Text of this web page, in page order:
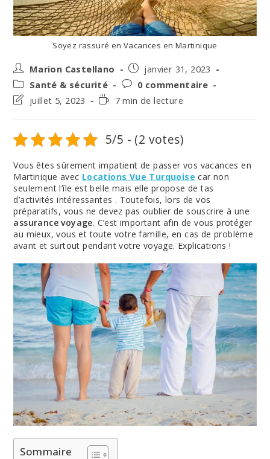
Soyez rassuré en Vacances en Martinique
Auteur/autrice
de
la
publication :
Marion Castellano
Post
published:
janvier 31, 2023
Post
category:
Santé & sécurité
Post
comments:
0 commentaire
Postjuillet 5, 2023
Temps7 min de lecture
5/5 - (2 votes)
Vous êtes sûrement impatient de passer vos vacances en
Martinique avec Locations Vue Turquoise car non
seulement l’île est belle mais elle propose de tas
d’activités intéressantes . Toutefois, lors de vos
préparatifs, vous ne devez pas oublier de souscrire à une
assurance voyage. C’est important afin de vous protéger
au mieux, vous et toute votre famille, en cas de problème
avant et surtout pendant votre voyage. Explications !
Sommaire